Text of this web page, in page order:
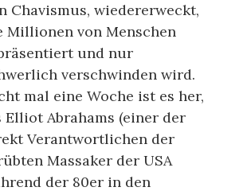
Chavismus, wiedererweckt,
Millionen von Menschen
und nur
verschwinden wird.
mal eine Woche ist es her,
Elliot Abrahams (einer der
Verantwortlichen der
Massaker der USA
der 80er in den